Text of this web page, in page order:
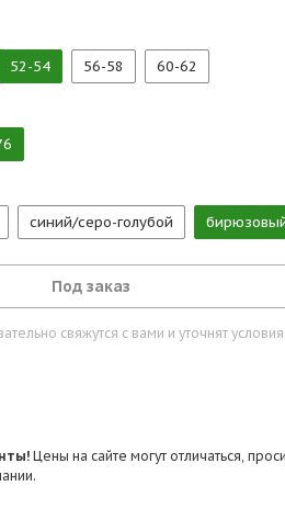
52-54 56-58 60-62
синий/серо-голубой
Под заказ
свяжутся с вами и уточнят условия
Цены на сайте могут отличаться,